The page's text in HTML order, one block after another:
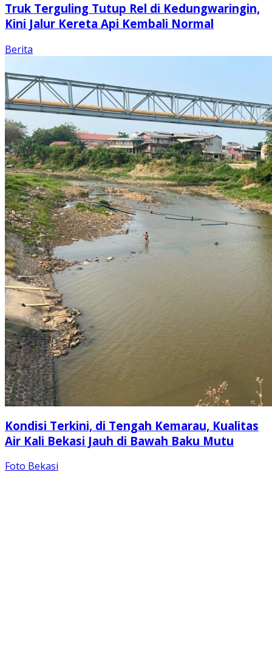
Truk Terguling Tutup Rel di Kedungwaringin,
Kini Jalur Kereta Api Kembali Normal
Berita
Kondisi Terkini, di Tengah Kemarau, Kualitas
Air Kali Bekasi Jauh di Bawah Baku Mutu
Foto Bekasi